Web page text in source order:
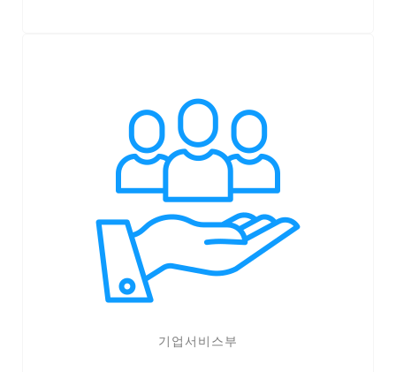
기업서비스부